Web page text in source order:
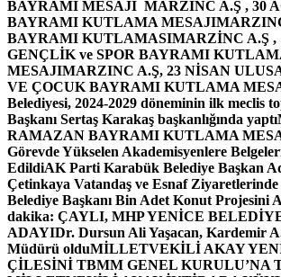
BAYRAMI MESAJI MARZINC A.Ş , 30
BAYRAMI KUTLAMA MESAJI
BAYRAMI KUTLAMASIMARZİNC A.Ş ,
GENÇLİK ve SPOR BAYRAMI
MESAJIMARZINC A.Ş, 23 NİSAN
VE ÇOCUK BAYRAMI KUTLAMA
Belediyesi, 2024-2029 döneminin ilk meclis
Başkanı Sertaş Karakaş başkanlığında yaptı
RAMAZAN BAYRAMI KUTLAMA
Görevde Yükselen Akademisyenlere
EdildiAK Parti Karabük Belediye Başkan
Çetinkaya Vatandaş ve Esnaf
Belediye Başkanı Bin Adet Konut Projesini
dakika: ÇAYLI, MHP YENİCE
ADAYIDr. Dursun Ali Yaşacan, Kardemir
Müdürü olduMİLLETVEKİLİ AKAY
ÇİLESİNİ TBMM GENEL KURULU’NA